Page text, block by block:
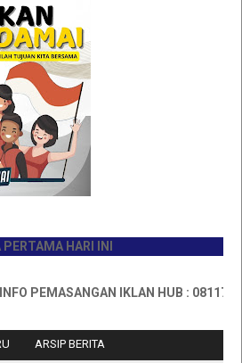
HARI INI
PEMASANGAN IKLAN HUB : 0811767335
ARSIP BERITA